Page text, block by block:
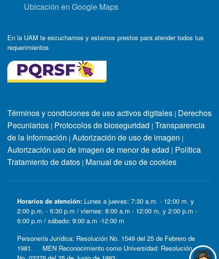
Ubicación en Google Maps
En la UAM te escuchamos y estamos prestos para atender todos tus
requerimientos
Términos y condiciones de uso activos digitales | Derechos
Pecuniarios | Protocolos de bioseguridad | Transparencia
de la Información | Autorización de uso de imagen |
Autorización uso de imagen de menor de edad | Política
Tratamiento de datos | Manual de uso de cookies
Horarios de atención: Lunes a jueves: 7:30 a.m. - 12:00 m. y
2:00 p.m. - 6:30 p.m / viernes: 8:00 a.m - 12:00 m. y 2:00 p.m -
6:00 p.m / sábado: 9:00 a.m -12:00 m
Personería Jurídica: Resolución No. 1549 del 25 de Febrero de
1981. MEN Reconocimiento como Universidad: Resolución